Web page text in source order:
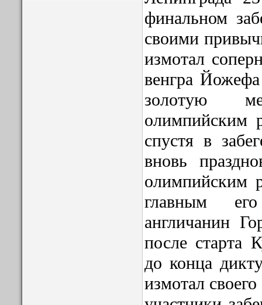
финальном
своими
измотал
венгра
золотую
олимпийским
спустя в
вновь
олимпийским
главным
англичанин
после старта
до конца
измотал